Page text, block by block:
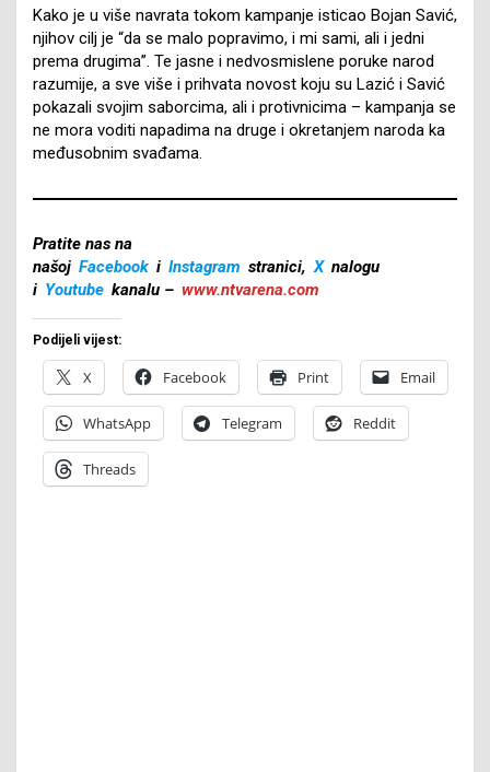
Kako je u više navrata tokom kampanje isticao Bojan Savić,
njihov cilj je “da se malo popravimo, i mi sami, ali i jedni
prema drugima”. Te jasne i nedvosmislene poruke narod
razumije, a sve više i prihvata novost koju su Lazić i Savić
pokazali svojim saborcima, ali i protivnicima – kampanja se
ne mora voditi napadima na druge i okretanjem naroda ka
međusobnim svađama.
Pratite nas na
našoj Facebook i Instagram stranici, X nalogu
i Youtube kanalu – www.ntvarena.com
Podijeli vijest:
X Facebook Print Email
WhatsApp Telegram Reddit
Threads